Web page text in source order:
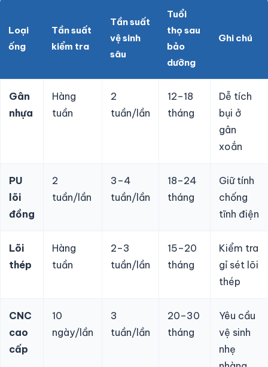
Loại
ống
Tần suất
kiểm tra
Tần suất
vệ sinh
sâu
Tuổi
thọ sau
bảo
dưỡng
Ghi chú
Gân
nhựa
Hàng
tuần
2
tuần/lần
12–18
tháng
Dễ tích
bụi ở
gân
xoắn
PU
lõi
đồng
2
tuần/lần
3–4
tuần/lần
18–24
tháng
Giữ tính
chống
tĩnh điện
Lõi
thép
Hàng
tuần
2–3
tuần/lần
15–20
tháng
Kiểm tra
gỉ sét lõi
thép
CNC
cao
cấp
10
ngày/lần
3
tuần/lần
20–30
tháng
Yêu cầu
vệ sinh
nhẹ